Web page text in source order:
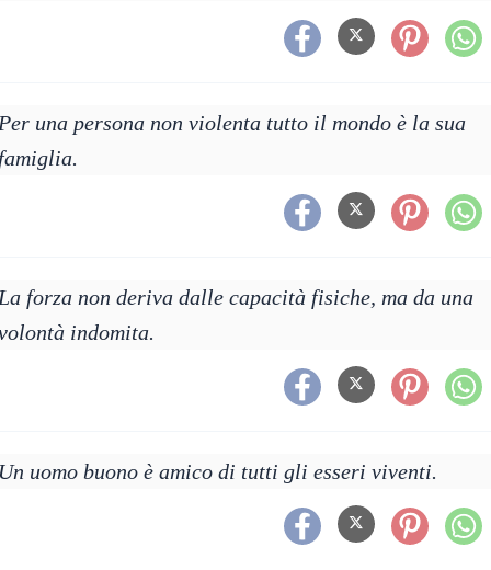
una persona non violenta tutto il mondo è la sua
forza non deriva dalle capacità fisiche, ma da una
indomita.
uomo buono è amico di tutti gli esseri viventi.